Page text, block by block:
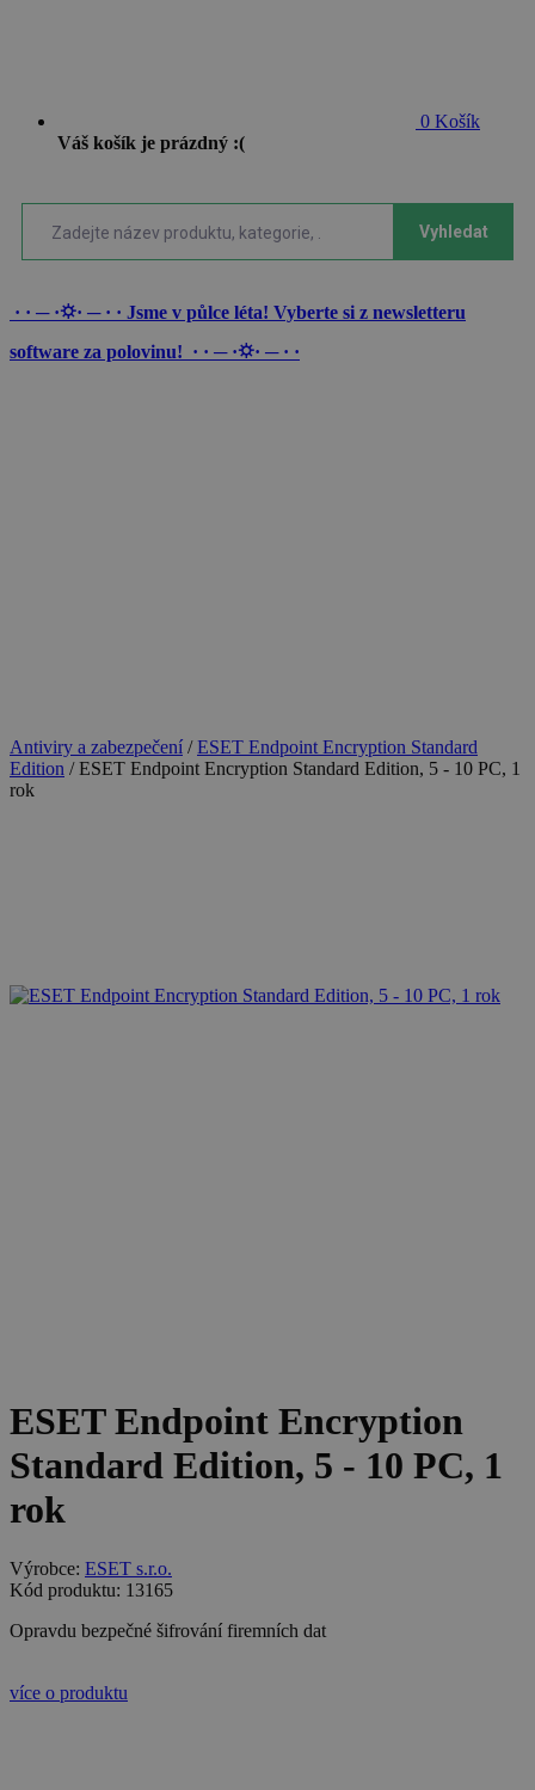
0 Košík
Váš košík je prázdný :(
Vyhledat
· · ─ ·⛭· ─ · · Jsme v půlce léta! Vyberte si z newsletteru
software za polovinu! · · ─ ·⛭· ─ · ·
Antiviry a zabezpečení /ESET Endpoint Encryption Standard
Edition /ESET Endpoint Encryption Standard Edition, 5 - 10 PC, 1
rok
ESET Endpoint Encryption
Standard Edition, 5 - 10 PC, 1
rok
Výrobce: ESET s.r.o.
Kód produktu: 13165
Opravdu bezpečné šifrování firemních dat
více o produktu